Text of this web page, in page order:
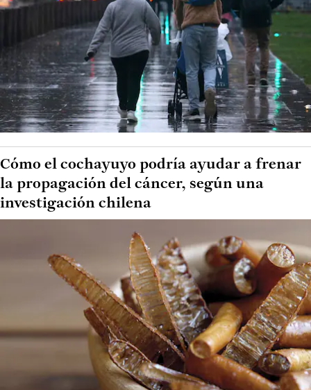
Cómo el cochayuyo podría ayudar a frenar
la propagación del cáncer, según una
investigación chilena